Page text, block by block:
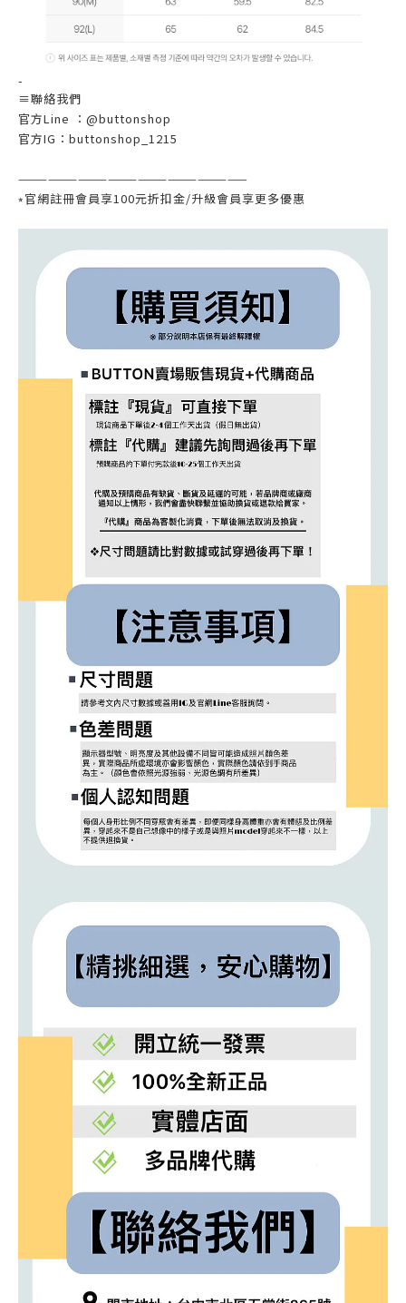
-
≡聯絡我們
官方Line ：@buttonshop
官方IG ： buttonshop_1215
———————————————————————
⭒官網註冊會員享100元折扣金/升級會員享更多優惠